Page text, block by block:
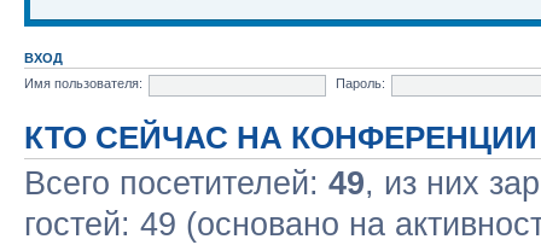
ВХОД
Имя пользователя:
Пароль:
КТО СЕЙЧАС НА КОНФЕРЕНЦИИ
Всего посетителей: 49, из них
гостей: 49 (основано на